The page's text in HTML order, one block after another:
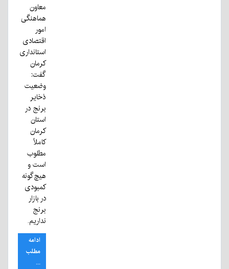
معاون
هماهنگی
امور
اقتصادی
استانداری
کرمان
گفت:
وضعیت
ذخایر
برنج در
استان
کرمان
کاملاً
مطلوب
است و
هیچ‌گونه
کمبودی
در بازار
برنج
نداریم.
ادامه
مطلب
...